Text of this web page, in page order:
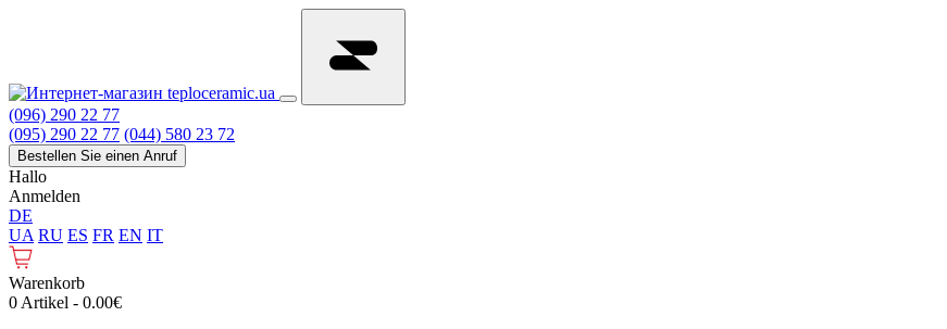
(096) 290 22 77
(095) 290 22 77 (044) 580 23 72
Bestellen Sie einen Anruf
Hallo
Anmelden
DE
UA RU ES FR EN IT
Warenkorb
0 Artikel - 0.00€